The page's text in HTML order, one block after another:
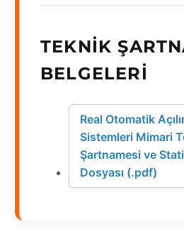
TEKNIK
BELGELERI
Real Otomatik
Sistemleri Mimari
Şartnamesi ve
Dosyası (.pdf)